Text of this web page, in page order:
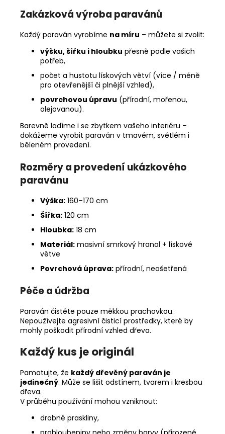
Zakázková výroba paravánů
Každý paraván vyrobíme na míru – můžete si zvolit:
výšku, šířku i hloubku přesně podle vašich
potřeb,
počet a hustotu lískových větví (více / méně
pro otevřenější či plnější vzhled),
povrchovou úpravu (přírodní, mořenou,
olejovanou).
Barevně ladíme i se zbytkem vašeho interiéru –
dokážeme vyrobit paraván v tmavém, světlém i
běleném provedení.
Rozměry a provedení ukázkového
paravánu
Výška: 160–170 cm
Šířka: 120 cm
Hloubka: 18 cm
Materiál: masivní smrkový hranol + lískové
větve
Povrchová úprava: přírodní, neošetřená
Péče a údržba
Paraván čistěte pouze měkkou prachovkou.
Nepoužívejte agresivní čisticí prostředky, které by
mohly poškodit přírodní vzhled dřeva.
Každý kus je originál
Pamatujte, že každý dřevěný paraván je
jedinečný. Může se lišit odstínem, tvarem i kresbou
dřeva.
V průběhu používání mohou vzniknout:
drobné praskliny,